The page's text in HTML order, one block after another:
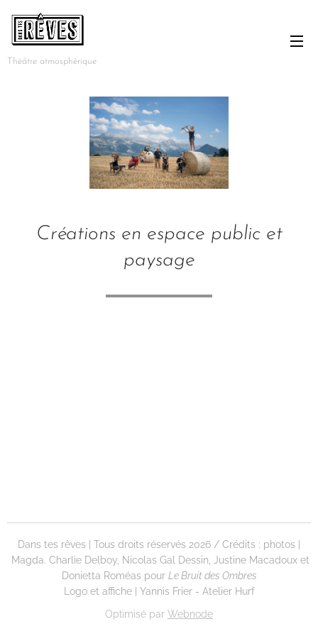
Théâtre atmosphérique
Créations en espace public et
paysage
Dans tes rêves | Tous droits réservés 2026 / Crédits : photos |
Magda. Charlie Delboy, Nicolas Gal Dessin, Justine Macadoux et
Donietta Roméas pour Le Bruit des Ombres
Logo et affiche | Yannis Frier - Atelier Hurf
Optimisé par Webnode